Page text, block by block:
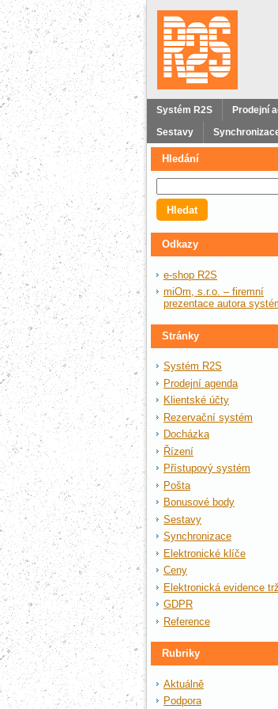
Systém R2S Prodejní
Sestavy
Hledání
Odkazy
e-shop R2S
miOm, s.r.o. – firemní
prezentace autora
Stránky
Systém R2S
Prodejní agenda
Klientské účty
Rezervační systém
Docházka
Řízení
Přístupový systém
Pošta
Bonusové body
Sestavy
Synchronizace
Elektronické klíče
Ceny
Elektronická evidence
GDPR
Reference
Rubriky
Aktuálně
Podpora